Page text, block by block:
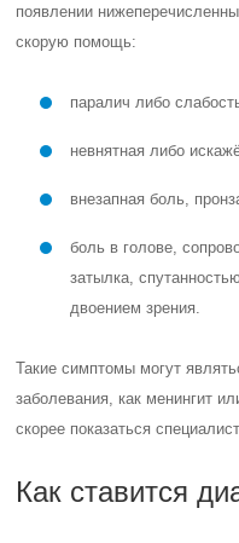
появлении
скорую помощь:
паралич либо
невнятная либо
внезапная боль,
боль в голове,
затылка,
двоением зрения.
Такие симптомы могут
заболевания, как менингит
скорее показаться
Как ставится